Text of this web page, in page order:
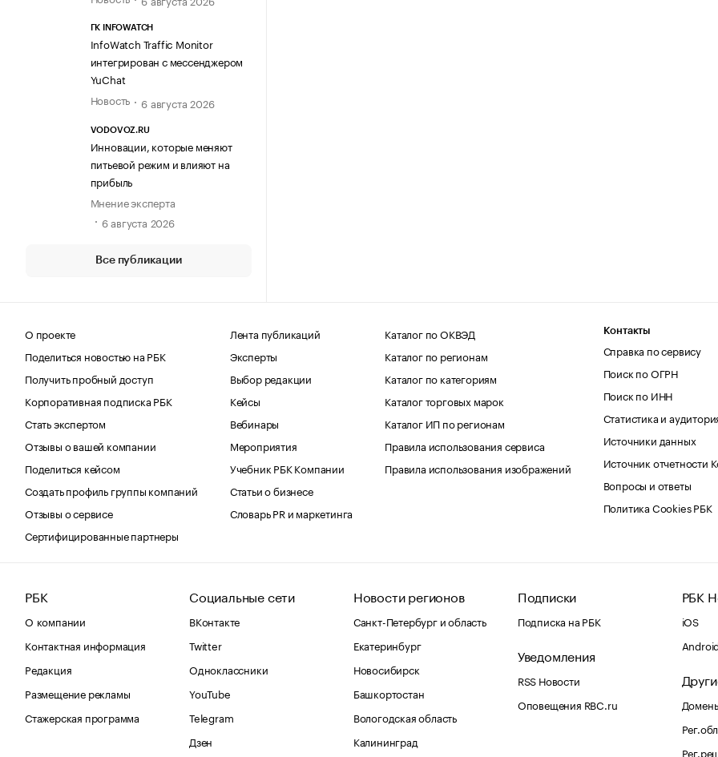
ГК INFOWATCH
InfoWatch Traffic Monitor
интегрирован с мессенджером
YuChat
Новость
6 августа 2026
VODOVOZ.RU
Инновации, которые меняют
питьевой режим и влияют на
прибыль
Мнение эксперта
6 августа 2026
Все публикации
О проекте
Поделиться новостью на РБК
Получить пробный доступ
Корпоративная подписка РБК
Стать экспертом
Отзывы о вашей компании
Поделиться кейсом
Создать профиль группы компаний
Отзывы о сервисе
Сертифицированные партнеры
Лента публикаций
Эксперты
Выбор редакции
Кейсы
Вебинары
Мероприятия
Учебник РБК Компании
Статьи о бизнесе
Словарь PR и маркетинга
Каталог по ОКВЭД
Каталог по регионам
Каталог по категориям
Каталог торговых марок
Каталог ИП по регионам
Правила использования сервиса
Правила использования изображений
Контакты
Справка по сервису
Поиск по ОГРН
Поиск по ИНН
Статистика и
Источники данных
Источник отчетности
Вопросы и ответы
Политика Cookies РБК
РБК
О компании
Контактная информация
Редакция
Размещение рекламы
Стажерская программа
Социальные сети
ВКонтакте
Twitter
Одноклассники
YouTube
Telegram
Дзен
Новости регионов
Санкт-Петербург и область
Екатеринбург
Новосибирск
Башкортостан
Вологодская область
Калининград
Подписки
Подписка на РБК
Уведомления
RSS Новости
Оповещения RBC.ru
РБК
iOS